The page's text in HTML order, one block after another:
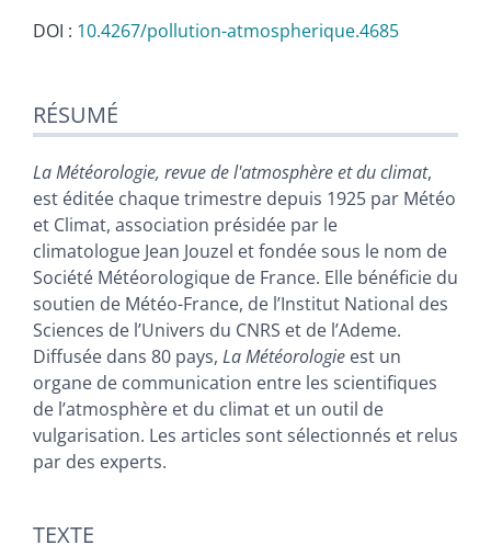
DOI : 10.4267/pollution-atmospherique.4685
Texte
Illustrations
Citer cet article
Auteur
RÉSUMÉ
La Météorologie, revue de l'atmosphère et du climat,
est éditée chaque trimestre depuis 1925 par Météo
et Climat, association présidée par le
climatologue Jean Jouzel et fondée sous le nom de
Société Météorologique de France. Elle bénéficie du
soutien de Météo-France, de l’Institut National des
Sciences de l’Univers du CNRS et de l’Ademe.
Diffusée dans 80 pays, La Météorologie est un
organe de communication entre les scientifiques
de l’atmosphère et du climat et un outil de
vulgarisation. Les articles sont sélectionnés et relus
par des experts.
TEXTE